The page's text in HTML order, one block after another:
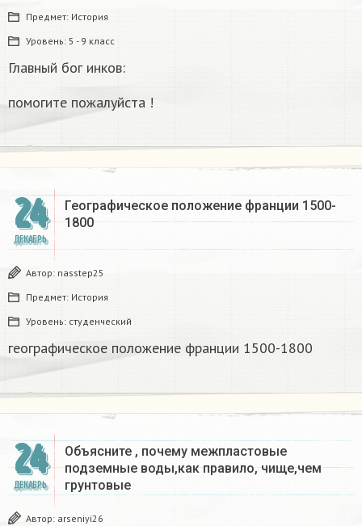
Предмет: История
Уровень: 5 - 9 класс
Главный бог инков:
помогите пожалуйста !
24
ДЕКАБРЬ
Географическое положение франции 1500-
1800​
Автор: nasstep25
Предмет: История
Уровень: студенческий
географическое положение франции 1500-1800​
24
ДЕКАБРЬ
Объясните , почему межпластовые
подземные воды,как правило, чище,чем
грунтовые​
Автор: arseniyi26